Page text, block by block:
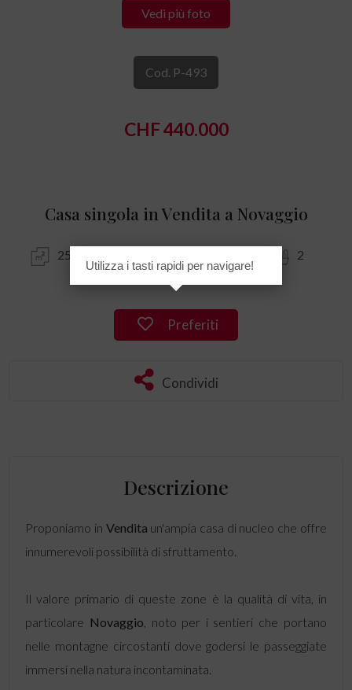
Vedi più foto
Cod. P-493
CHF 440.000
Casa singola in Vendita a Novaggio
250 mq 2
Preferiti
Condividi
Descrizione
Proponiamo in Vendita un'ampia casa di nucleo che offre
innumerevoli possibilità di sfruttamento.
Il valore primario di queste zone è la qualità di vita, in
particolare Novaggio , noto per i sentieri che portano
nelle montagne circostanti dove godersi le passeggiate
immersi nella natura incontaminata.
Utilizza i tasti rapidi per navigare!